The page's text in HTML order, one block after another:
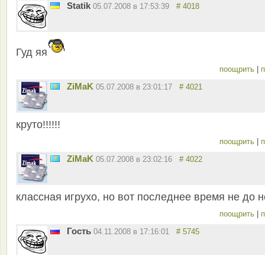
Statik 05.07.2008 в 17:53:39 # 4018
Гуд яя
поощрить
ZiMaK 05.07.2008 в 23:01:17 # 4021
круто!!!!!!
поощрить
ZiMaK 05.07.2008 в 23:02:16 # 4022
классная игрухо, но вот последнее время не до
поощрить
Гость 04.11.2008 в 17:16:01 # 5745